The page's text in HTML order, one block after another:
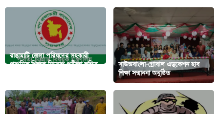
রাঙামাটি জেলা পরিষদের সহকারী
প্রাথমিক শিক্ষক নিয়োগ পরীক্ষা স্থগিত
সাউন্ডবাংলা-গ্লোবাল এডুকেশন হাব
শিক্ষা সম্মাননা অনুষ্ঠিত